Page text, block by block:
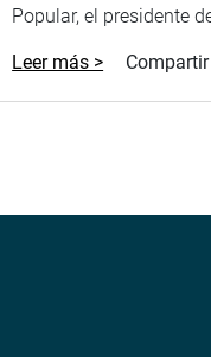
Popular, el presidente
Leer más > Compartir